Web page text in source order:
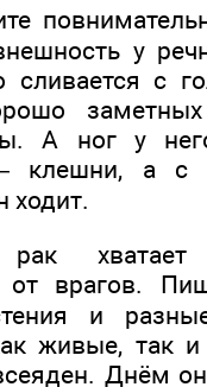
у
сливается с
А ног у
клешни, а с
ходит.
рак
от врагов.
и
живые, так
Днём